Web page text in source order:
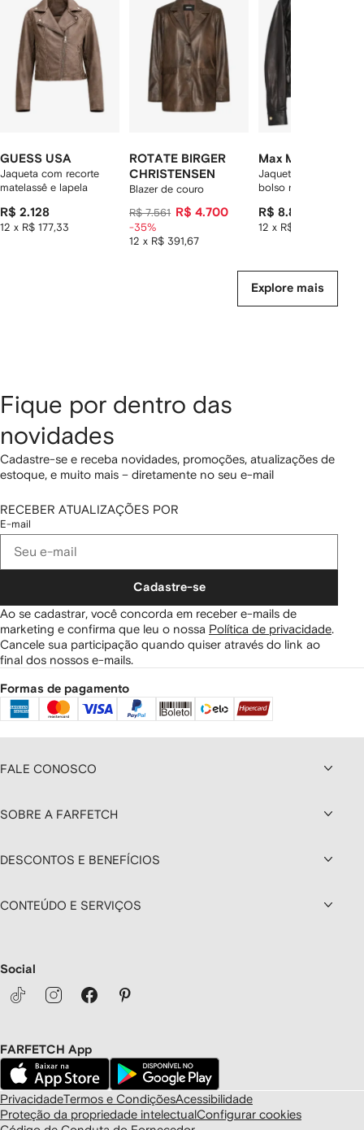
GUESS USA
Jaqueta com recorte
matelassê e lapela
R$ 2.128
12 x R$ 177,33
ROTATE BIRGER
CHRISTENSEN
Blazer de couro
R$ 7.561 R$ 4.700
12 x R$ 391,67
-35%
Max Mara
Jaqueta com botões
bolso no busto
R$ 8.896
12 x R$ 741,33
Explore mais
Fique por dentro das
novidades
Cadastre-se e receba novidades, promoções, atualizações de
estoque, e muito mais – diretamente no seu e-mail
RECEBER ATUALIZAÇÕES POR
E-mail
Cadastre-se
Ao se cadastrar, você concorda em receber e-mails de
marketing e confirma que leu o nossa Política de privacidade
Cancele sua participação quando quiser através do link ao
final dos nossos e-mails.
Formas de pagamento
FALE CONOSCO
SOBRE A FARFETCH
DESCONTOS E BENEFÍCIOS
CONTEÚDO E SERVIÇOS
Social
FARFETCH App
PrivacidadeTermos e CondiçõesAcessibilidade
Proteção da propriedade intelectualConfigurar cookies